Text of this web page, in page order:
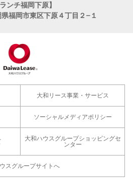
ランチ福岡下原】
福岡市東区下原４丁目２−１
大和リース事業・サービス
ソーシャルメディアポリシー
大和ハウスグループショッピングセ
ンター
スグループサイトへ